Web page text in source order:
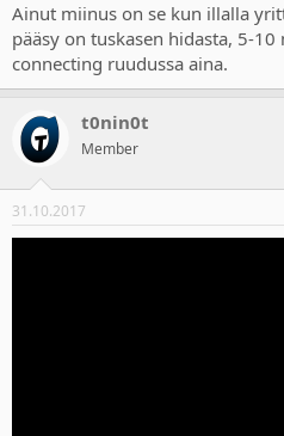
Ainut miinus on se kun illalla
pääsy on tuskasen hidasta, 5-
connecting ruudussa aina.
t0nin0t
Member
31.10.2017